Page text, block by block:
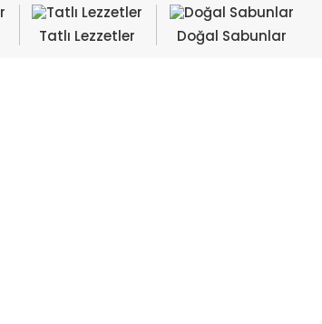
Tatlı Lezzetler Doğal Sabunlar